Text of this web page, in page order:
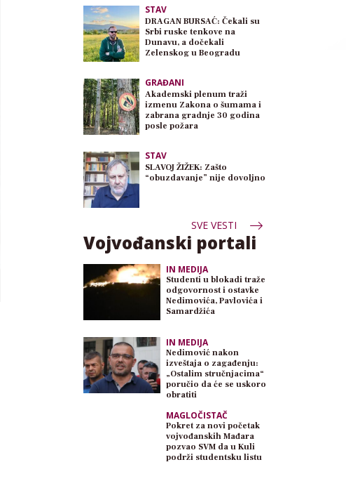
STAV
DRAGAN BURSAĆ: Čekali su
Srbi ruske tenkove na
Dunavu, a dočekali
Zelenskog u Beogradu
GRAĐANI
Akademski plenum traži
izmenu Zakona o šumama i
zabrana gradnje 30 godina
posle požara
STAV
SLAVOJ ŽIŽEK: Zašto
“obuzdavanje” nije dovoljno
SVE VESTI
Vojvođanski portali
IN MEDIJA
Studenti u blokadi traže
odgovornost i ostavke
Nedimovića, Pavlovića i
Samardžića
IN MEDIJA
Nedimović nakon
izveštaja o zagađenju:
„Ostalim stručnjacima“
poručio da će se uskoro
obratiti
MAGLOČISTAČ
Pokret za novi početak
vojvođanskih Mađara
pozvao SVM da u Kuli
podrži studentsku listu